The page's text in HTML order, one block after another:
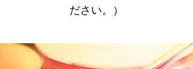
ださい。）